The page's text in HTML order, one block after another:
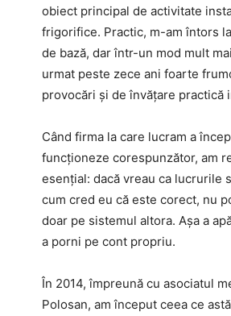
obiect principal de activitate
frigorifice. Practic, m-am întors
de bază, dar într-un mod mult
urmat peste zece ani foarte
provocări și de învățare practică
Când firma la care lucram a
funcționeze corespunzător, am
esențial: dacă vreau ca lucrurile
cum cred eu că este corect, nu
doar pe sistemul altora. Așa a
a porni pe cont propriu.
În 2014, împreună cu asociatul
Polosan, am început ceea ce